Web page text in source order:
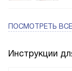
ПОСМОТРЕТЬ
Инструкции